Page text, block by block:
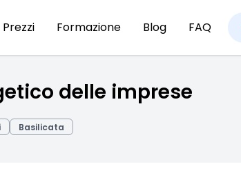
Prezzi Formazione Blog FAQ
delle imprese
Basilicata